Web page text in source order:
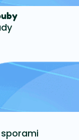
sporami